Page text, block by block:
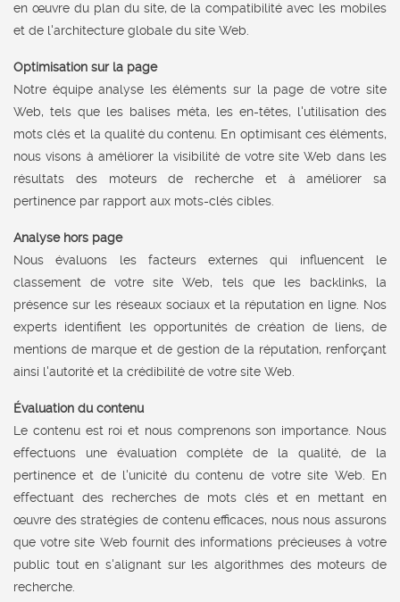
en œuvre du plan du site, de la compatibilité avec les mobiles
et de l'architecture globale du site Web.
Optimisation sur la page
Notre équipe analyse les éléments sur la page de votre site
Web, tels que les balises méta, les en-têtes, l'utilisation des
mots clés et la qualité du contenu. En optimisant ces éléments,
nous visons à améliorer la visibilité de votre site Web dans les
résultats des moteurs de recherche et à améliorer sa
pertinence par rapport aux mots-clés cibles.
Analyse hors page
Nous évaluons les facteurs externes qui influencent le
classement de votre site Web, tels que les backlinks, la
présence sur les réseaux sociaux et la réputation en ligne. Nos
experts identifient les opportunités de création de liens, de
mentions de marque et de gestion de la réputation, renforçant
ainsi l'autorité et la crédibilité de votre site Web.
Évaluation du contenu
Le contenu est roi et nous comprenons son importance. Nous
effectuons une évaluation complète de la qualité, de la
pertinence et de l'unicité du contenu de votre site Web. En
effectuant des recherches de mots clés et en mettant en
œuvre des stratégies de contenu efficaces, nous nous assurons
que votre site Web fournit des informations précieuses à votre
public tout en s'alignant sur les algorithmes des moteurs de
recherche.